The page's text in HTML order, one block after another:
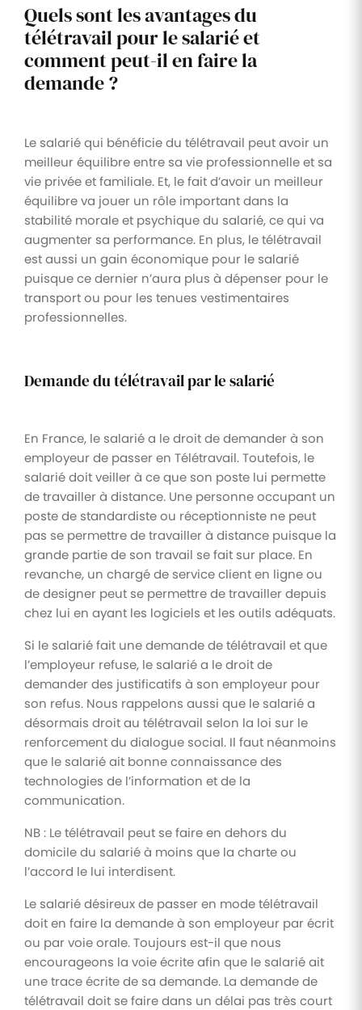
Quels sont les avantages du
télétravail pour le salarié et
comment peut-il en faire la
demande ?
Le salarié qui bénéficie du télétravail peut avoir un
meilleur équilibre entre sa vie professionnelle et sa
vie privée et familiale. Et, le fait d’avoir un meilleur
équilibre va jouer un rôle important dans la
stabilité morale et psychique du salarié, ce qui va
augmenter sa performance. En plus, le télétravail
est aussi un gain économique pour le salarié
puisque ce dernier n’aura plus à dépenser pour le
transport ou pour les tenues vestimentaires
professionnelles.
Demande du télétravail par le salarié
En France, le salarié a le droit de demander à son
employeur de passer en Télétravail. Toutefois, le
salarié doit veiller à ce que son poste lui permette
de travailler à distance. Une personne occupant un
poste de standardiste ou réceptionniste ne peut
pas se permettre de travailler à distance puisque la
grande partie de son travail se fait sur place. En
revanche, un chargé de service client en ligne ou
de designer peut se permettre de travailler depuis
chez lui en ayant les logiciels et les outils adéquats.
Si le salarié fait une demande de télétravail et que
l’employeur refuse, le salarié a le droit de
demander des justificatifs à son employeur pour
son refus. Nous rappelons aussi que le salarié a
désormais droit au télétravail selon la loi sur le
renforcement du dialogue social. Il faut néanmoins
que le salarié ait bonne connaissance des
technologies de l’information et de la
communication.
NB : Le télétravail peut se faire en dehors du
domicile du salarié à moins que la charte ou
l’accord le lui interdisent.
Le salarié désireux de passer en mode télétravail
doit en faire la demande à son employeur par écrit
ou par voie orale. Toujours est-il que nous
encourageons la voie écrite afin que le salarié ait
une trace écrite de sa demande. La demande de
télétravail doit se faire dans un délai pas très court